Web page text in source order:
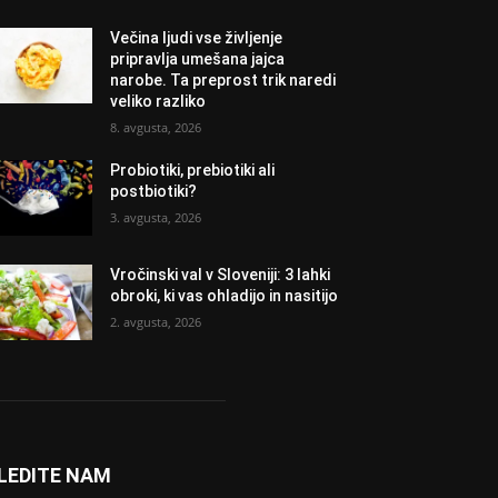
Večina ljudi vse življenje
pripravlja umešana jajca
narobe. Ta preprost trik naredi
veliko razliko
8. avgusta, 2026
Probiotiki, prebiotiki ali
postbiotiki?
3. avgusta, 2026
Vročinski val v Sloveniji: 3 lahki
obroki, ki vas ohladijo in nasitijo
2. avgusta, 2026
NAM